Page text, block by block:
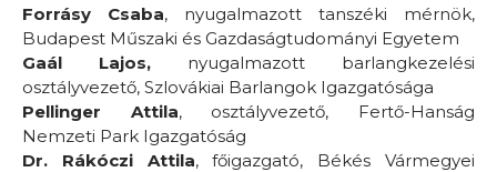
Forrásy Csaba, nyugalmazott tanszéki mérnök,
Budapest Műszaki és Gazdaságtudományi Egyetem
Gaál Lajos, nyugalmazott barlangkezelési
osztályvezető, Szlovákiai Barlangok Igazgatósága
Pellinger Attila, osztályvezető, Fertő-Hanság
Nemzeti Park Igazgatóság
Dr. Rákóczi Attila, főigazgató, Békés Vármegyei